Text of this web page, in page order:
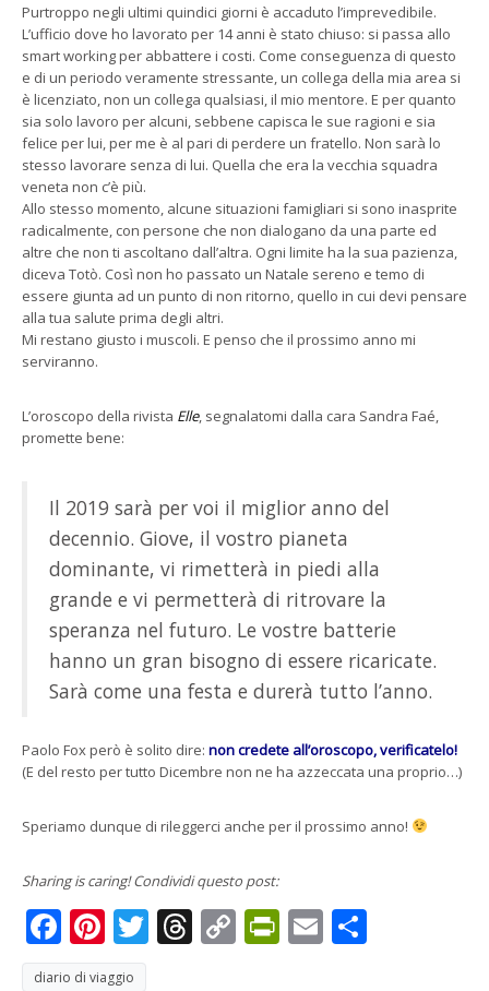
Purtroppo negli ultimi quindici giorni è accaduto l’imprevedibile.
L’ufficio dove ho lavorato per 14 anni è stato chiuso: si passa allo
smart working per abbattere i costi. Come conseguenza di questo
e di un periodo veramente stressante, un collega della mia area si
è licenziato, non un collega qualsiasi, il mio mentore. E per quanto
sia solo lavoro per alcuni, sebbene capisca le sue ragioni e sia
felice per lui, per me è al pari di perdere un fratello. Non sarà lo
stesso lavorare senza di lui. Quella che era la vecchia squadra
veneta non c’è più.
Allo stesso momento, alcune situazioni famigliari si sono inasprite
radicalmente, con persone che non dialogano da una parte ed
altre che non ti ascoltano dall’altra. Ogni limite ha la sua pazienza,
diceva Totò. Così non ho passato un Natale sereno e temo di
essere giunta ad un punto di non ritorno, quello in cui devi pensare
alla tua salute prima degli altri.
Mi restano giusto i muscoli. E penso che il prossimo anno mi
serviranno.
L’oroscopo della rivista Elle, segnalatomi dalla cara Sandra Faé,
promette bene:
Il 2019 sarà per voi il miglior anno del
decennio. Giove, il vostro pianeta
dominante, vi rimetterà in piedi alla
grande e vi permetterà di ritrovare la
speranza nel futuro. Le vostre batterie
hanno un gran bisogno di essere ricaricate.
Sarà come una festa e durerà tutto l’anno.
Paolo Fox però è solito dire: non credete all’oroscopo, verificatelo!
(E del resto per tutto Dicembre non ne ha azzeccata una proprio…)
Speriamo dunque di rileggerci anche per il prossimo anno!
Sharing is caring! Condividi questo post:
Facebook
Pinterest
Twitter
Threads
CopyPrintFriendly
Email
diario di viaggio